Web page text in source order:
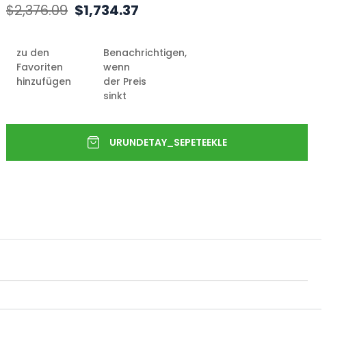
$2,376.09 $1,734.37
zu den
Favoriten
hinzufügen
Benachrichtigen,
wenn
der Preis
sinkt